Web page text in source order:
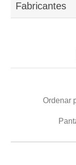
Fabricantes
Ordenar